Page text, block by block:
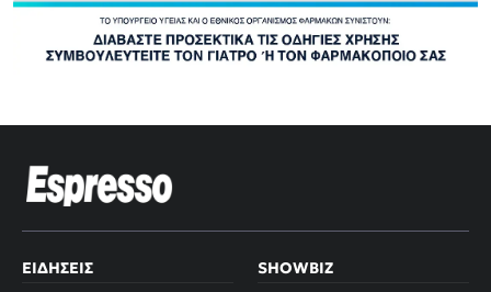
ΕΙΔΉΣΕΙΣ SHOWBIZ